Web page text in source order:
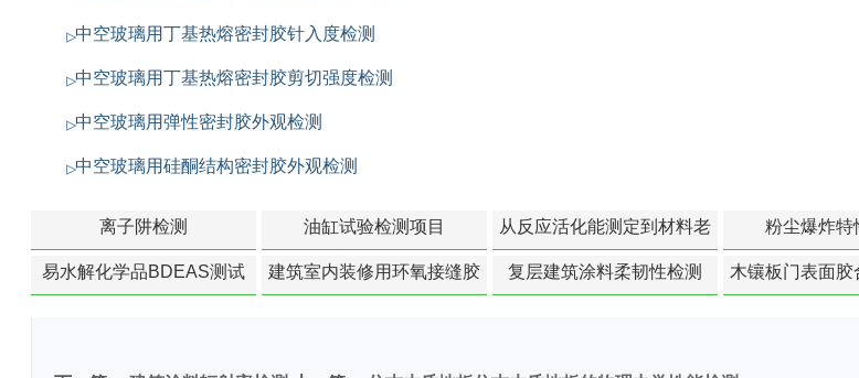
中空玻璃用丁基热熔密封胶针入度检测
中空玻璃用丁基热熔密封胶剪切强度检测
中空玻璃用弹性密封胶外观检测
中空玻璃用硅酮结构密封胶外观检测
离子阱检测 油缸试验检测项目
从反应活化能测定到材料老
化寿命预测的经典模型
粉尘爆炸特
易水解化学品BDEAS测试
建筑室内装修用环氧接缝胶
复层建筑涂料柔韧性检测 木镶板门表面胶